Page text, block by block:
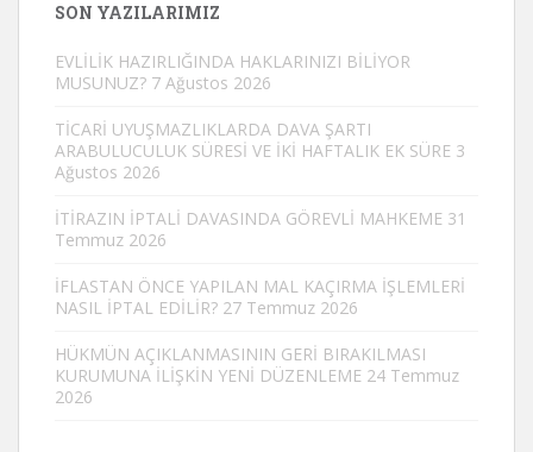
SON YAZILARIMIZ
EVLİLİK HAZIRLIĞINDA HAKLARINIZI BİLİYOR
MUSUNUZ? 7 Ağustos 2026
TİCARİ UYUŞMAZLIKLARDA DAVA ŞARTI
ARABULUCULUK SÜRESİ VE İKİ HAFTALIK EK SÜRE 3
Ağustos 2026
İTİRAZIN İPTALİ DAVASINDA GÖREVLİ MAHKEME 31
Temmuz 2026
İFLASTAN ÖNCE YAPILAN MAL KAÇIRMA İŞLEMLERİ
NASIL İPTAL EDİLİR? 27 Temmuz 2026
HÜKMÜN AÇIKLANMASININ GERİ BIRAKILMASI
KURUMUNA İLİŞKİN YENİ DÜZENLEME 24 Temmuz
2026